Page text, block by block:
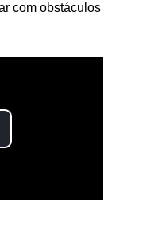
com obstáculos